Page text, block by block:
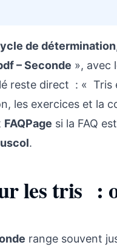
de détermination
– Seconde », avec
reste direct : « Tris
les exercices et la
FAQPage si la FAQ
.
les tris :
range souvent